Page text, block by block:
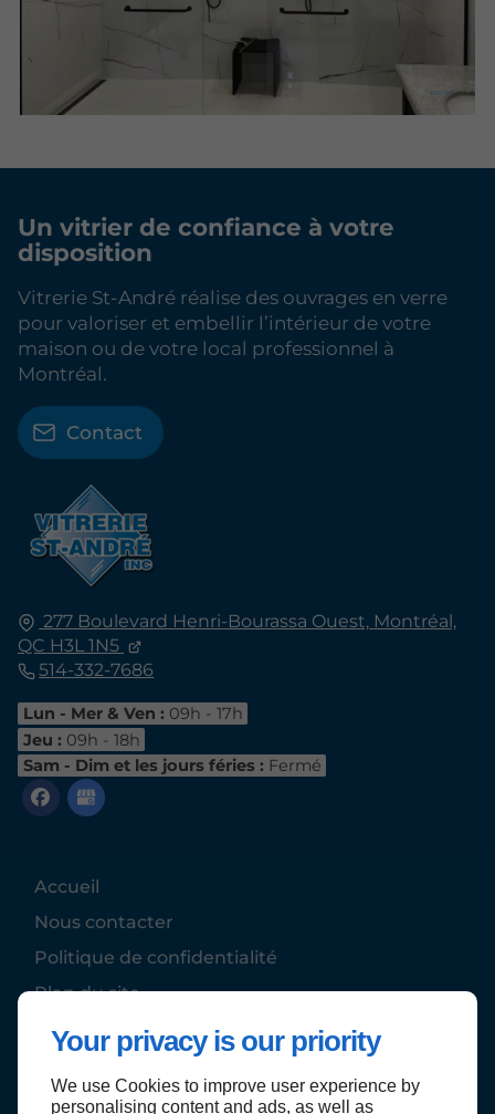
Your privacy is our priority
We use Cookies to improve user experience by
personalising content and ads, as well as
277 Boulevard Henri-Bourassa Ouest, Montréal,
QC H3L 1N5
514-332-7686
Lun - Mer & Ven : 09h - 17h
Jeu : 09h - 18h
Sam - Dim et les jours féries : Fermé
Accueil
Nous contacter
Politique de confidentialité
Plan du site
Un vitrier de confiance à votre
disposition
Vitrerie St-André réalise des ouvrages en verre
pour valoriser et embellir l’intérieur de votre
maison ou de votre local professionnel à
Montréal.
Contact
Haut de page